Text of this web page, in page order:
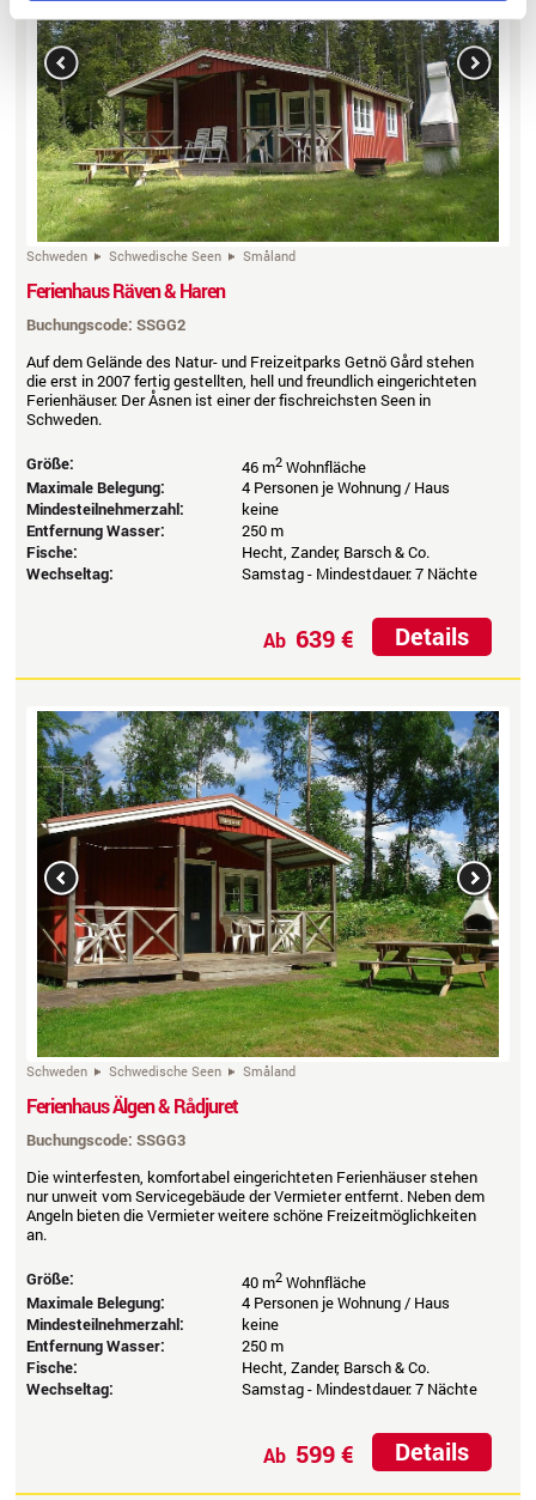
Previous Next
Schweden Schwedische Seen Småland
Ferienhaus Räven & Haren
Buchungscode: SSGG2
Auf dem Gelände des Natur- und Freizeitparks Getnö Gård stehen
die erst in 2007 fertig gestellten, hell und freundlich eingerichteten
Ferienhäuser. Der Åsnen ist einer der fischreichsten Seen in
Schweden.
Größe: 46 m2Wohnfläche
Maximale Belegung:
4 Personen je Wohnung / Haus
Mindesteilnehmerzahl:
keine
Entfernung Wasser:
250 m
Fische:
Hecht, Zander, Barsch & Co.
Wechseltag:
Samstag - Mindestdauer: 7 Nächte
Details
Ab 639 €
Previous Next
Schweden Schwedische Seen Småland
Ferienhaus Älgen & Rådjuret
Buchungscode: SSGG3
Die winterfesten, komfortabel eingerichteten Ferienhäuser stehen
nur unweit vom Servicegebäude der Vermieter entfernt. Neben dem
Angeln bieten die Vermieter weitere schöne Freizeitmöglichkeiten
an.
Größe: 40 m2Wohnfläche
Maximale Belegung:
4 Personen je Wohnung / Haus
Mindesteilnehmerzahl:
keine
Entfernung Wasser:
250 m
Fische:
Hecht, Zander, Barsch & Co.
Wechseltag:
Samstag - Mindestdauer: 7 Nächte
Details
Ab 599 €